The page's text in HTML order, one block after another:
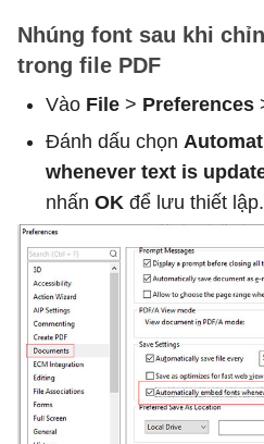
Nhúng font sau khi
trong file PDF
Vào File > Preferences
Đánh dấu chọn
whenever text is
nhấn OK để lưu thiết lập.